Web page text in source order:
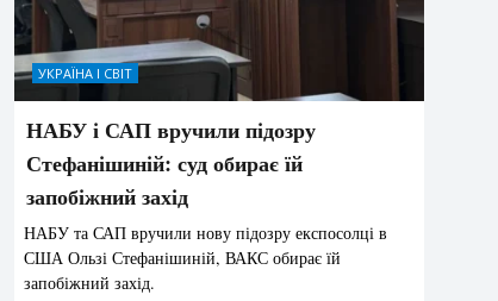
УКРАЇНА І СВІТ
НАБУ і САП вручили підозру
Стефанішиній: суд обирає їй
запобіжний захід
НАБУ та САП вручили нову підозру експосолці в
США Ользі Стефанішиній, ВАКС обирає їй
запобіжний захід.